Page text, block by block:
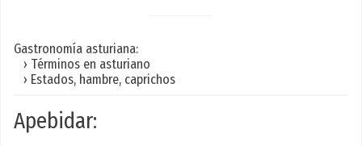
Gastronomía asturiana:
› Términos en asturiano
› Estados, hambre, caprichos
Apebidar: